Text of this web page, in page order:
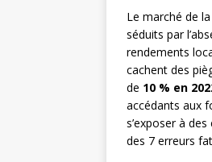
Le marché de la
séduits par
rendements
cachent des
de 10 % en
accédants aux
s’exposer à
des 7 erreurs